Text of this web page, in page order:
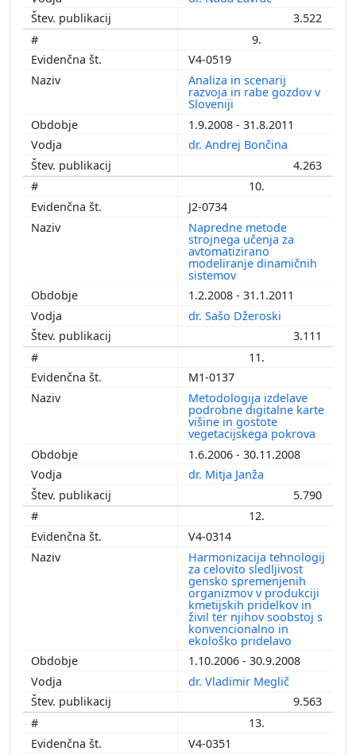
3.522
9.
V4-0519
Analiza in scenarij
razvoja in rabe gozdov v
Sloveniji
1.9.2008 - 31.8.2011
dr. Andrej Bončina
4.263
10.
J2-0734
Napredne metode
strojnega učenja za
avtomatizirano
modeliranje dinamičnih
sistemov
1.2.2008 - 31.1.2011
dr. Sašo Džeroski
3.111
11.
M1-0137
Metodologija izdelave
podrobne digitalne karte
višine in gostote
vegetacijskega pokrova
1.6.2006 - 30.11.2008
dr. Mitja Janža
5.790
12.
V4-0314
Harmonizacija tehnologij
za celovito sledljivost
gensko spremenjenih
organizmov v produkciji
kmetijskih pridelkov in
živil ter njihov soobstoj s
konvencionalno in
ekološko pridelavo
1.10.2006 - 30.9.2008
dr. Vladimir Meglič
9.563
13.
V4-0351